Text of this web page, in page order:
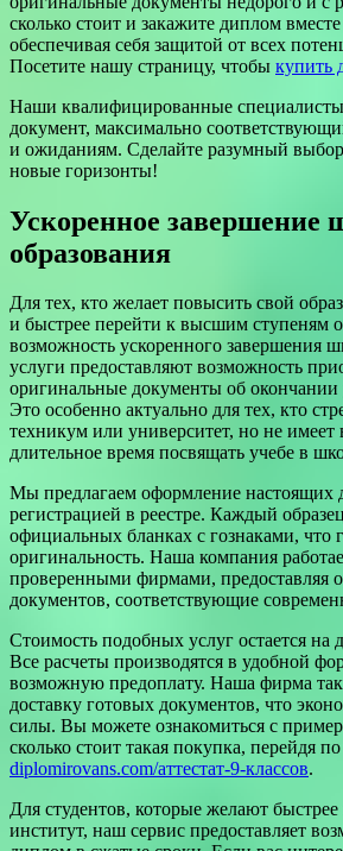
сколько стоит и закажите диплом
обеспечивая себя защитой от всех
Посетите нашу страницу, чтобы купить
Наши квалифицированные специалисты
документ, максимально
и ожиданиям. Сделайте разумный выбор
новые горизонты!
Ускоренное завершение
образования
Для тех, кто желает повысить свой
и быстрее перейти к высшим ступеням
возможность ускоренного завершения
услуги предоставляют возможность
оригинальные документы об окончании
Это особенно актуально для тех, кто
техникум или университет, но не имеет
длительное время посвящать учебе в
Мы предлагаем оформление настоящих
регистрацией в реестре. Каждый
официальных бланках с гознаками, что
оригинальность. Наша компания
проверенными фирмами, предоставляя
документов, соответствующие
Стоимость подобных услуг остается на
Все расчеты производятся в удобной
возможную предоплату. Наша фирма
доставку готовых документов, что
силы. Вы можете ознакомиться с
сколько стоит такая покупка, перейдя
diplomirovans.com/аттестат-9-классов.
Для студентов, которые желают быстрее
институт, наш сервис предоставляет